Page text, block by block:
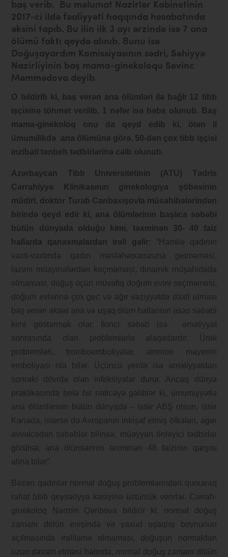
baş verib. Bu məlumat Nazirlər Kabinetinin
2017-ci ildə fəaliyyəti haqqında hesabatında
əksini tapıb. Bu ilin ilk 3 ayı ərzində isə 7 ana
ölümü faktı qeydə alınıb. Bunu isə
Doğuşayardım Komissiyasının sədri, Səhiyyə
Nazirliyinin baş mama-ginekoloqu Sevinc
Məmmədova deyib.
O bildirib ki, baş verən ana ölümləri ilə bağlı 12 tibb
işçisinə töhmət verilib, 1 nəfər isə həbs olunub. Baş
mama-ginekoloq onu da qeyd edib ki, ötən il
ümumilikdə ana ölümünə görə, 50-dən çox tibb işçisi
inzibati tənbeh tədbirlərinə cəlb olunub.
Azərbaycan Tibb Universitetinin (ATU) Tədris
Cərrahiyyə Klinikasının ginekologiya şöbəsinin
müdiri, doktor Turab Canbaxışovla müsahibələrindən
birində qeyd edir ki, ana ölümlərinin başlıca səbəbi
bütün dünyada olduğu kimi, təxminən 30- 40 faiz
hallarda qanaxmalardan irəli gəlir: “Hamilə qadının
vaxtı-vaxtında qadın məsləhətxanasına getməməsi,
lazımı müayinələrdən keçməməsi, dinamik müşahidədə
olmaması, doğuş üçün müvafiq doğum evini seçməməsi,
doğum evlərinə çox gec və ağır vəziyyətdə daxil olması
baş verən əksər ana və uşaq ölüm hallarının əsas səbəbi
kimi göstərmək olar. İkinci səbəb isə əməliyyat
sonrasında olan problemlərlə əlaqədardır. Ürək
problemləri, tromboemboliyalar, amnion mayenin
emboliyası ola bilər. Üçüncü yerdə isə əməliyyatdan
sonrakı dövrdə olan infeksiyalar durur. Ancaq dünya
praktikasında belə bir nəticəyə gəliblər ki, ümumiyyətlə
ana ölümlərinin bütün dünyada – istər ABŞ olsun, istər
Kanada, istərsə də Avropanın inkişaf etmiş ölkələri, əgər
əvvəlcədən səbəblər bilinsə, müəyyən önləyici tədbirlər
görülsə, ana ölümlərinin təxminən 48 faizinin qarşısı
alına bilər”.
Bəzən qadınlar normal doğuş problemlərindən qorxaraq
rahat bilib qeysəriyyə kəsiyinə üstünlük verirlər. Cərrah-
ginekoloq Nərmin Qəribova bildirir ki, normal doğuş
zamanı dölün enişində və yaxud uşaqlıq boynunun
açılmasında irəliləmə olmaması, doğuşun normaldan
uzun davam etməsi halında, normal doğuş zamanı dölün